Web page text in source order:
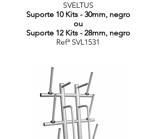
SVELTUS
Suporte 10 Kits - 30mm, negro
ou
Suporte 12 Kits - 28mm, negro
Refª SVL1531